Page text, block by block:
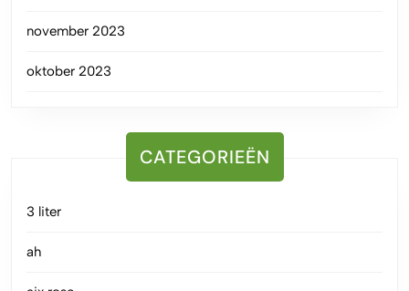
november 2023
oktober 2023
CATEGORIEËN
3 liter
ah